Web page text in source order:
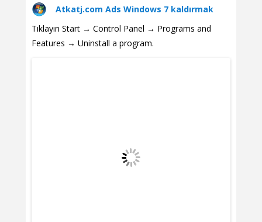
Atkatj.com Ads Windows 7 kaldırmak
Tıklayın Start → Control Panel → Programs and
Features → Uninstall a program.